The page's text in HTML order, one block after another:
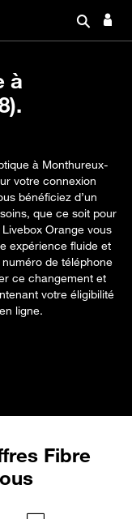
à
à Monthureux-
votre connexion
bénéficiez d’un
que ce soit pour
Orange vous
expérience fluide et
de téléphone
ce changement et
votre éligibilité
ligne.
Fibre